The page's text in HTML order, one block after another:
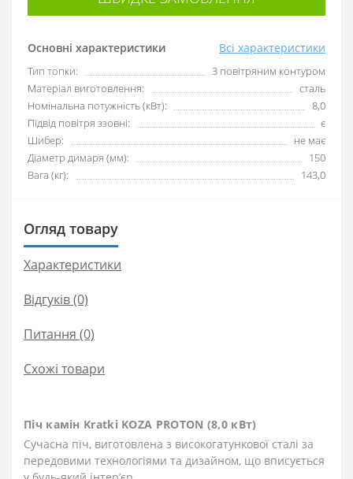
Основні характеристики Всі характеристики
Тип топки:
З повітряним контуром
Матеріал виготовлення:
сталь
Номінальна потужність (кВт):
8,0
Підвід повітря ззовні:
є
Шибер:
не має
Діаметр димаря (мм):
150
Вага (кг):
143,0
Огляд товару
Характеристики
Відгуків (0)
Питання (0)
Схожі товари
Піч камін Kratki KOZA PROTON (8,0 кВт)
Сучасна піч, виготовлена з високогатункової сталі за
передовими технологіями та дизайном, що вписується